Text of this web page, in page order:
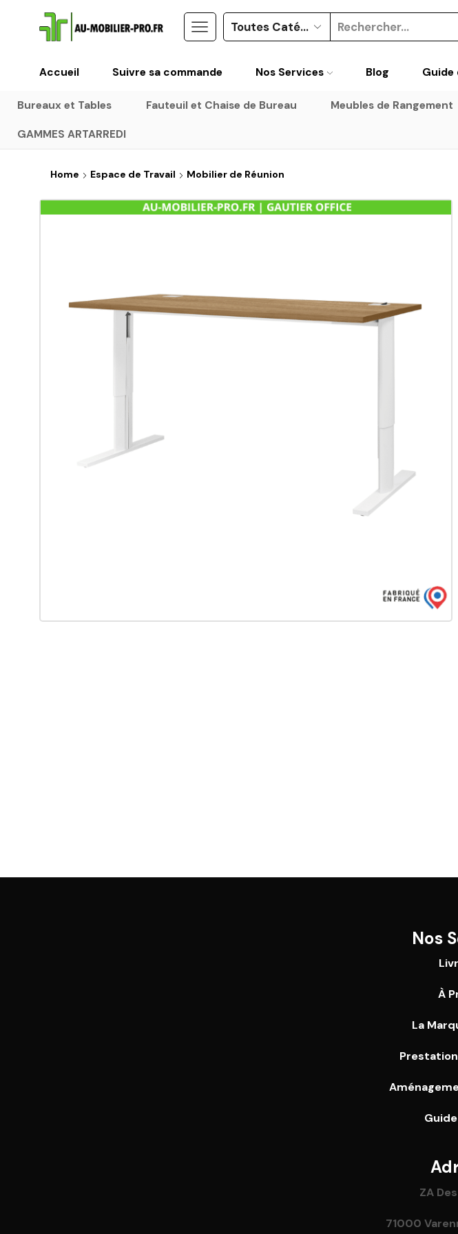
Accueil Suivre sa commande Nos Services Blog Guide
Bureaux et Tables Fauteuil et Chaise de Bureau Meubles de Rangement
GAMMES ARTARREDI
Home Espace de Travail Mobilier de Réunion
Nos
À
La
Guide
ZA
71000